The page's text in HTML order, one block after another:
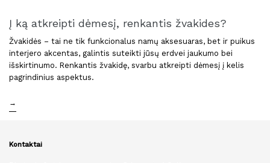
Į ką atkreipti dėmesį, renkantis žvakides?
Žvakidės – tai ne tik funkcionalus namų aksesuaras, bet ir puikus
interjero akcentas, galintis suteikti jūsų erdvei jaukumo bei
išskirtinumo. Renkantis žvakidę, svarbu atkreipti dėmesį į kelis
pagrindinius aspektus.
→
Kontaktai